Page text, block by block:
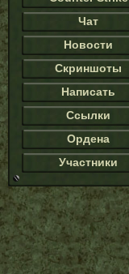
Чат
Новости
Скриншоты
Написать
Ссылки
Ордена
Участники